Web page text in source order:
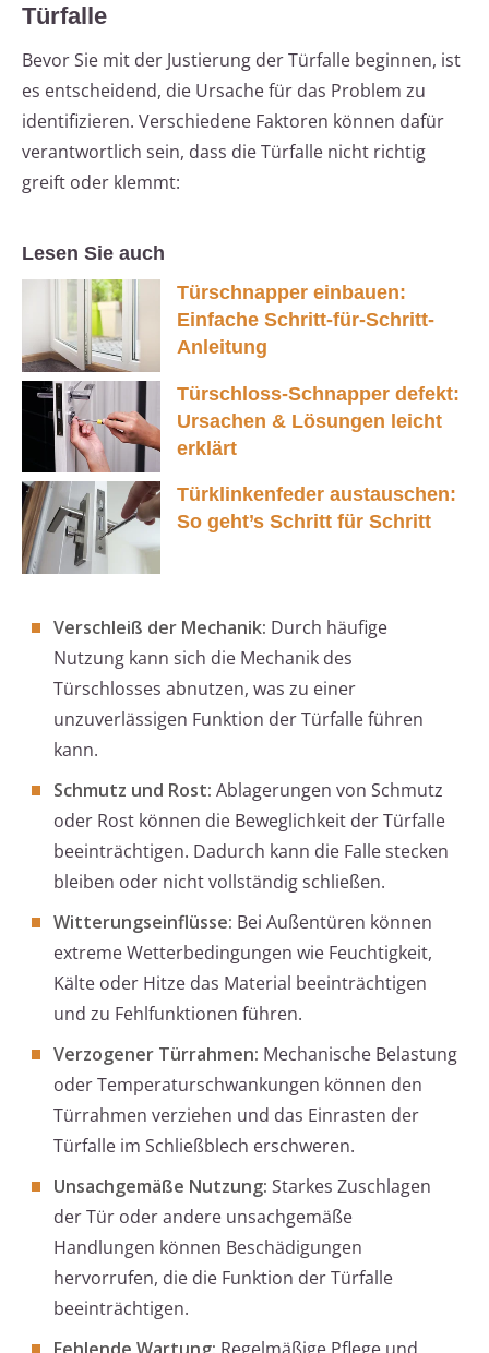
Türfalle
Bevor Sie mit der Justierung der Türfalle beginnen, ist
es entscheidend, die Ursache für das Problem zu
identifizieren. Verschiedene Faktoren können dafür
verantwortlich sein, dass die Türfalle nicht richtig
greift oder klemmt:
Lesen Sie auch
Türschnapper einbauen:
Einfache Schritt-für-Schritt-
Anleitung
Türschloss-Schnapper defekt:
Ursachen & Lösungen leicht
erklärt
Türklinkenfeder austauschen:
So geht’s Schritt für Schritt
Verschleiß der Mechanik: Durch häufige
Nutzung kann sich die Mechanik des
Türschlosses abnutzen, was zu einer
unzuverlässigen Funktion der Türfalle führen
kann.
Schmutz und Rost: Ablagerungen von Schmutz
oder Rost können die Beweglichkeit der Türfalle
beeinträchtigen. Dadurch kann die Falle stecken
bleiben oder nicht vollständig schließen.
Witterungseinflüsse: Bei Außentüren können
extreme Wetterbedingungen wie Feuchtigkeit,
Kälte oder Hitze das Material beeinträchtigen
und zu Fehlfunktionen führen.
Verzogener Türrahmen: Mechanische Belastung
oder Temperaturschwankungen können den
Türrahmen verziehen und das Einrasten der
Türfalle im Schließblech erschweren.
Unsachgemäße Nutzung: Starkes Zuschlagen
der Tür oder andere unsachgemäße
Handlungen können Beschädigungen
hervorrufen, die die Funktion der Türfalle
beeinträchtigen.